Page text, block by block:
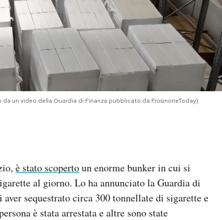
un video della Guardia di Finanza pubblicato da FrosinoneToday)
è stato scopertoun enorme bunker in cui si
al giorno. Lo ha annunciato la Guardia di
sequestrato circa 300 tonnellate di sigarette e
è stata arrestata e altre sono state